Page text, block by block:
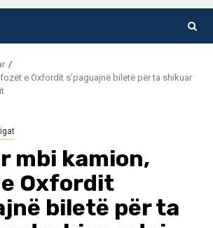
e Oxfordit s’paguajnë biletë për ta shikuar
mbi kamion,
Oxfordit
biletë për ta